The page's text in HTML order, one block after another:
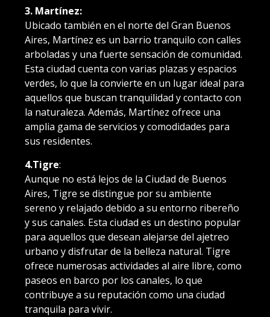
3. Martínez:
Ubicado también en el norte del Gran Buenos
Aires, Martínez es un barrio tranquilo con calles
arboladas y una fuerte sensación de comunidad.
Esta ciudad cuenta con varias plazas y espacios
verdes, lo que la convierte en un lugar ideal para
aquellos que buscan tranquilidad y contacto con
la naturaleza. Además, Martínez ofrece una
amplia gama de servicios y comodidades para
sus residentes.
4.Tigre:
Aunque no está lejos de la Ciudad de Buenos
Aires, Tigre se distingue por su ambiente
sereno y relajado debido a su entorno ribereño
y sus canales. Esta ciudad es un destino popular
para aquellos que desean alejarse del ajetreo
urbano y disfrutar de la belleza natural. Tigre
ofrece numerosas actividades al aire libre, como
paseos en barco por los canales, lo que
contribuye a su reputación como una ciudad
tranquila para vivir.